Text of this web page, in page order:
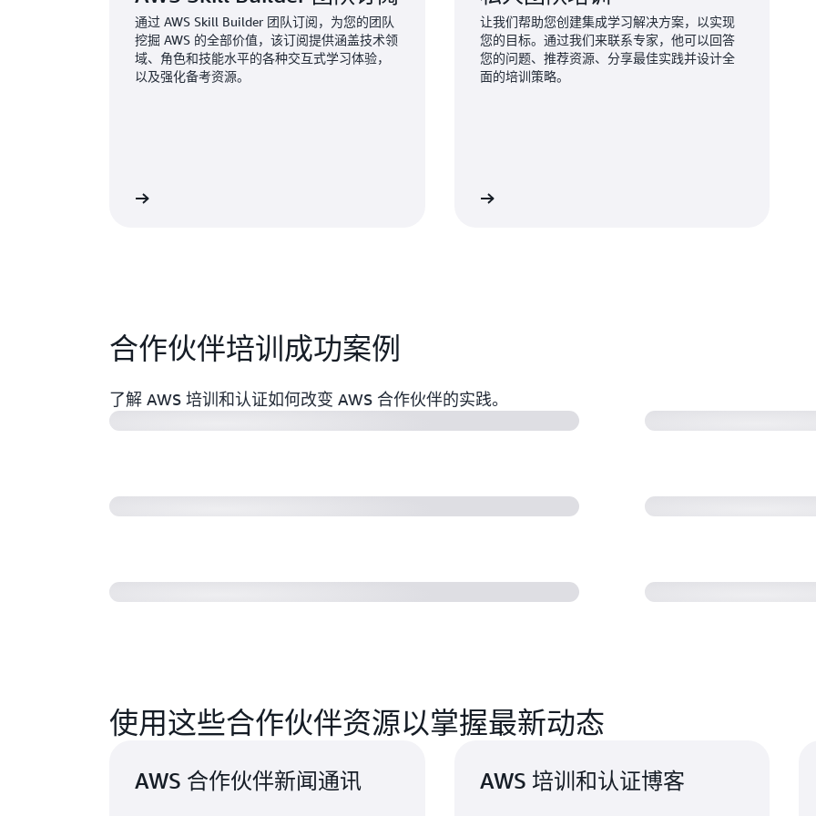
通过 AWS Skill Builder 团队订阅，为您的团队
挖掘 AWS 的全部价值，该订阅提供涵盖技术领
域、角色和技能水平的各种交互式学习体验，
以及强化备考资源。
让我们帮助您创建集成学习解决方案，以实现
您的目标。通过我们来联系专家，他可以回答
您的问题、推荐资源、分享最佳实践并设计全
面的培训策略。
合作伙伴培训成功案例
了解 AWS 培训和认证如何改变 AWS 合作伙伴的实践。
型认证
Salesforce 通过 AWS 培训将技能转化为云原生技能的
三种方式
Rackspace
劳动力可持续性
Cloudreach 在 AWS 上培训入门级人才以满足客户需求
EPAM 通过
时期实现职业发展
使用这些合作伙伴资源以掌握最新动态
AWS 合作伙伴新闻通讯 AWS 培训和认证博客